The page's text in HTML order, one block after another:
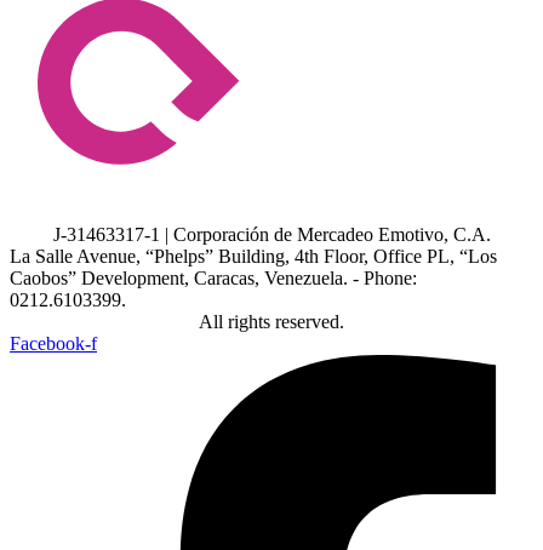
J-31463317-1 | Corporación de Mercadeo Emotivo, C.A.
La Salle Avenue, “Phelps” Building, 4th Floor, Office PL, “Los
Caobos” Development, Caracas, Venezuela. - Phone:
0212.6103399.
All rights reserved.
Facebook-f